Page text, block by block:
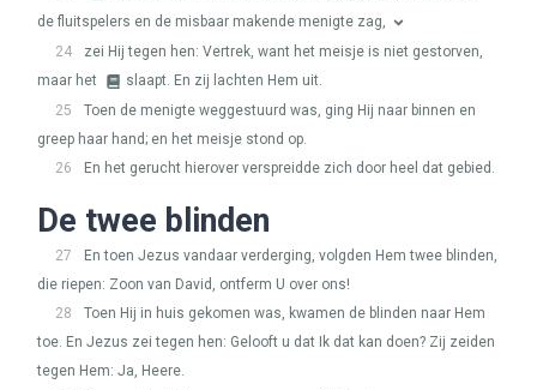
de fluitspelers en de misbaar makende menigte zag,
24
zei Hij tegen hen: Vertrek, want het meisje is niet gestorven,
maar het
slaapt. En zij lachten Hem uit.
25
Toen de menigte weggestuurd was, ging Hij naar binnen en
greep haar hand; en het meisje stond op.
26
En het gerucht hierover verspreidde zich door heel dat gebied.
De twee blinden
27
En toen Jezus vandaar verderging, volgden Hem twee blinden,
die riepen: Zoon van David, ontferm U over ons!
28
Toen Hij in huis gekomen was, kwamen de blinden naar Hem
toe. En Jezus zei tegen hen: Gelooft u dat Ik dat kan doen? Zij zeiden
tegen Hem: Ja, Heere.